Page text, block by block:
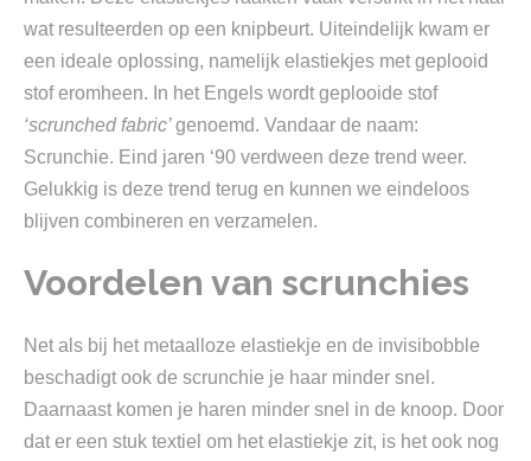
wat resulteerden op een knipbeurt. Uiteindelijk kwam er
een ideale oplossing, namelijk elastiekjes met geplooid
stof eromheen. In het Engels wordt geplooide stof
‘scrunched fabric’genoemd. Vandaar de naam:
Scrunchie. Eind jaren ‘90 verdween deze trend weer.
Gelukkig is deze trend terug en kunnen we eindeloos
blijven combineren en verzamelen.
Voordelen van scrunchies
Net als bij het metaalloze elastiekje en de invisibobble
beschadigt ook de scrunchie je haar minder snel.
Daarnaast komen je haren minder snel in de knoop. Door
dat er een stuk textiel om het elastiekje zit, is het ook nog